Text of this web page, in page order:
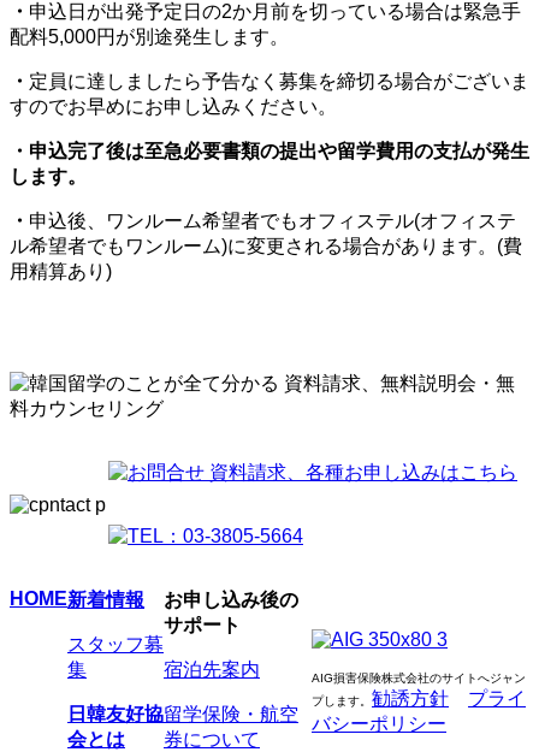
・ 申込日が出発予定日の2か月前を切っている場合は緊急手
配料5,000円が別途発生します。
・ 定員に達しましたら予告なく募集を締切る場合がございま
すのでお早めにお申し込みください。
・申込完了後は至急必要書類の提出や留学費用の支払が発生
します。
・ 申込後、ワンルーム希望者でもオフィステル(オフィステ
ル希望者でもワンルーム)に変更される場合があります。(費
用精算あり)
HOME新着情報
スタッフ募
集
日韓友好協
会とは
お申し込み後の
サポート
宿泊先案内
留学保険・航空
券について
AIG損害保険株式会社のサイトへジャン
プします
勧誘方針
プライ
バシーポリシー